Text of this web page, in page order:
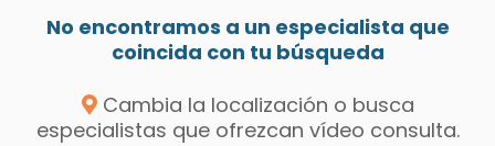
No encontramos a un especialista que
coincida con tu búsqueda
Cambia la localización o busca
especialistas que ofrezcan vídeo consulta.